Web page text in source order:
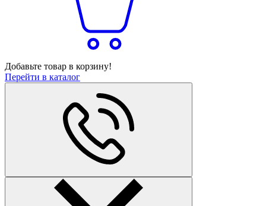
Добавьте товар в корзину!
Перейти в каталог